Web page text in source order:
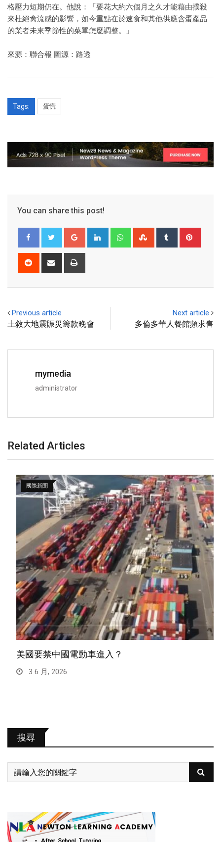
格壓力短期仍在。他說：「要花大約六個月之久才能藉由撲殺
來杜絕禽流感的影響，如今重點在於速食和其他供應含蛋產品
的業者未來季節性的菜單怎麼調整。」
來源：聯合報 圖源：路透
Tags: 蛋慌
You can share this post!
Previous article
土敘大地震賑災籌款晚會
Next article
多倫多華人餐館頻求售
mymedia
administrator
Related Articles
國際新聞
美國要禁中國電動車進入？
3 6 月, 2026
搜尋